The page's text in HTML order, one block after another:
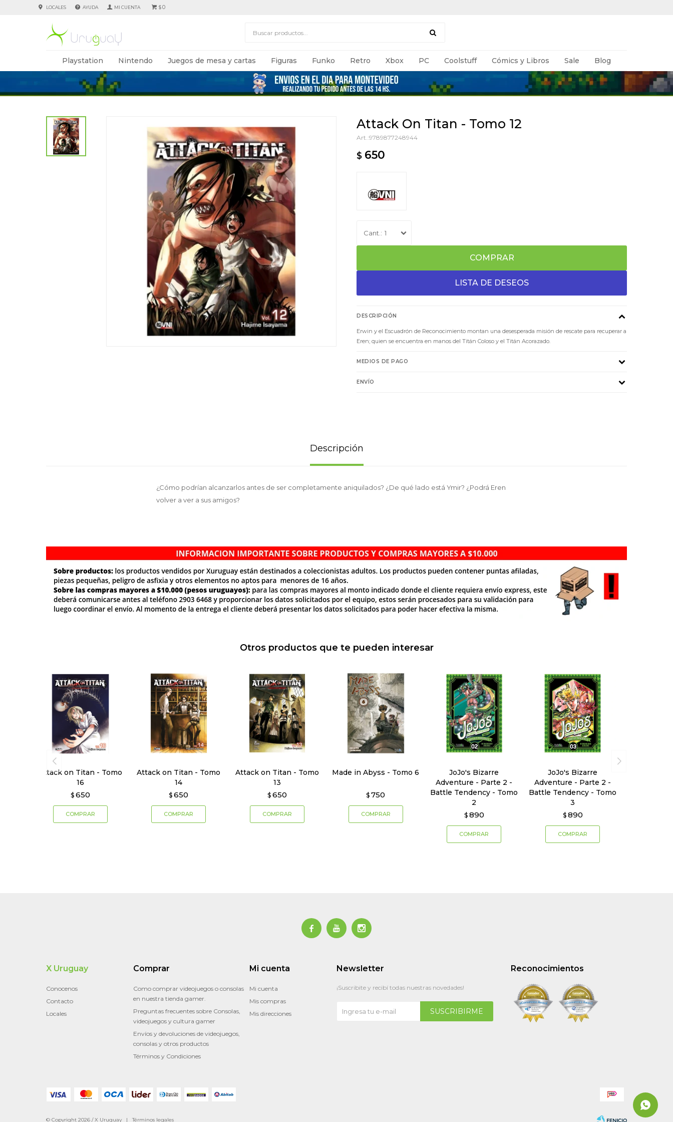
Playstation Nintendo Juegos de mesa y cartas Figuras Funko Retro Xbox PC Coolstuff Cómics y Libros Sale Blog
$0
LOCALES AYUDA
Attack On Titan - Tomo 12
9789877248944
$ 650
1
COMPRAR
DESCRIPCIÓN
Erwin y el Escuadrón de Reconocimiento montan una desesperada misión de rescate para recuperar a
Eren; quien se encuentra en manos del Titán Coloso y el Titán Acorazado.
MEDIOS DE PAGO
ENVÍO
Descripción
¿Cómo podrían alcanzarlos antes de ser completamente aniquilados? ¿De qué lado está Ymir? ¿Podrá Eren
volver a ver a sus amigos?
Otros productos que te pueden interesar
Attack on Titan - Tomo
16
$ 650
Attack on Titan - Tomo
14
$ 650
Attack on Titan - Tomo
13
$ 650
Made in Abyss - Tomo 6
$ 750
JoJo's Bizarre
Adventure - Parte 2 -
Battle Tendency - Tomo
2
$ 890
JoJo's Bizarre
Adventure - Parte 2 -
Battle Tendency - Tomo
3
$ 890
  
Reconocimientos
X Uruguay
Conocenos
Contacto
Locales
Comprar
Como comprar videojuegos o consolas
en nuestra tienda gamer.
Preguntas frecuentes sobre Consolas,
videojuegos y cultura gamer
Envíos y devoluciones de videojuegos,
consolas y otros productos
Términos y Condiciones
Mi cuenta
Mi cuenta
Mis compras
Mis direcciones
Newsletter
¡Suscribite y recibí todas nuestras novedades!
SUSCRIBIRME
© Copyright 2026 / X Uruguay |Términos legales